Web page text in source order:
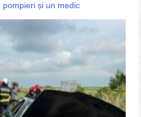
și un medic